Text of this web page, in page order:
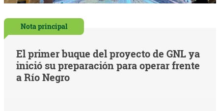
Nota principal
El primer buque del proyecto de GNL ya
inició su preparación para operar frente
a Río Negro